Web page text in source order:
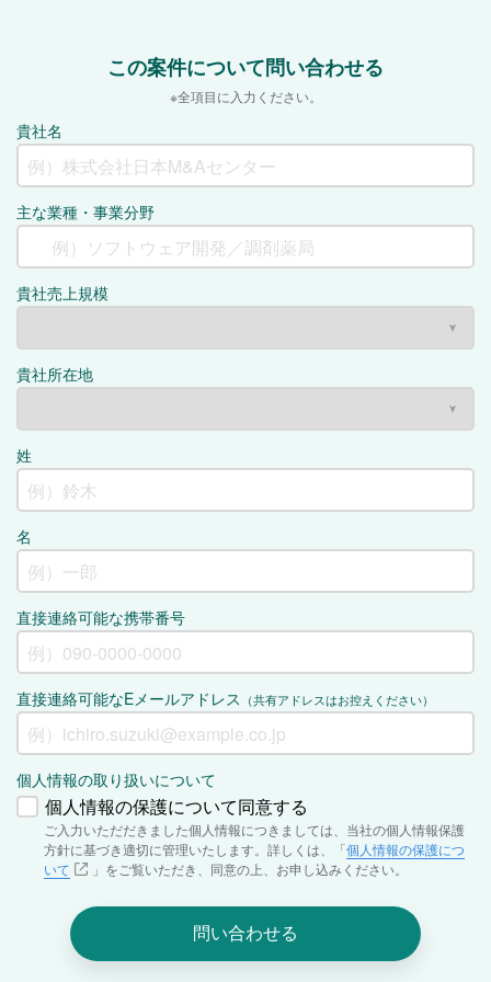
この案件について問い合わせる
※全項目に入力ください。
貴社名
主な業種・事業分野
貴社売上規模
貴社所在地
姓
名
直接連絡可能な携帯番号
直接連絡可能なEメールアドレス （共有アドレスはお控えください）
個人情報の取り扱いについて
個人情報の保護について同意する
ご入力いただだきました個人情報につきましては、当社の個人情報保護
方針に基づき適切に管理いたします。詳しくは、「個人情報の保護につ
いて
」をご覧いただき、同意の上、お申し込みください。
問い合わせる